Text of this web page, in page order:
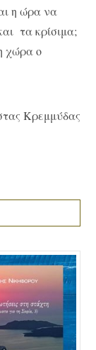
η ώρα να
τα κρίσιμα;
χώρα ο
Κρεμμύδας